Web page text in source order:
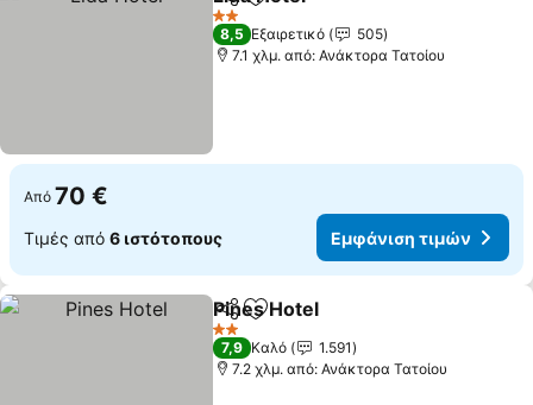
Κοινοποίηση
Προσθήκη στα αγαπημένα
2 Αστέρια
8,5 Εξαιρετικό
505
7.1 χλμ. από: Ανάκτορα Τατοίου
Από 70 €
Τιμές από 6 ιστότοπους Εμφάνιση τιμών
Κοινοποίηση
Προσθήκη στα αγαπημένα
Pines Hotel
2 Αστέρια
7,9 Καλό
1.591
7.2 χλμ. από: Ανάκτορα Τατοίου